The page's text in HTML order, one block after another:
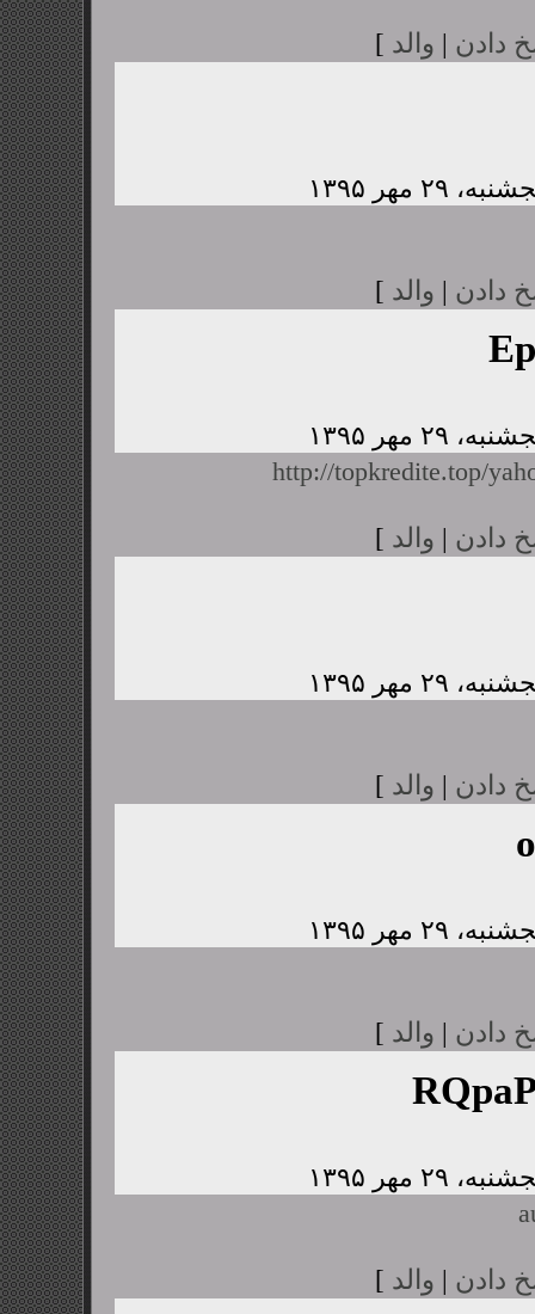
دادن | والد ]
دادن | والد ]
http://topkredite.top/
دادن | والد ]
دادن | والد ]
دادن | والد ]
دادن | والد ]